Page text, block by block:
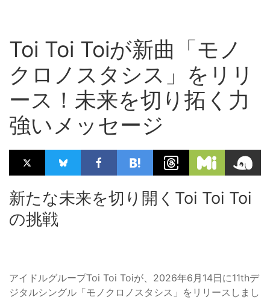
Toi Toi Toiが新曲「モノ
クロノスタシス」をリリ
ース！未来を切り拓く力
強いメッセージ
新たな未来を切り開くToi Toi Toi
の挑戦
アイドルグループToi Toi Toiが、2026年6月14日に11thデ
ジタルシングル「モノクロノスタシス」をリリースしまし